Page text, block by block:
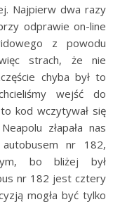
Najpierw dwa razy
odprawie on-line
z powodu
strach, że nie
chyba był to
wejść do
kod wczytywał się
złapała nas
nr 182,
bo bliżej był
nr 182 jest cztery
mogła być tylko